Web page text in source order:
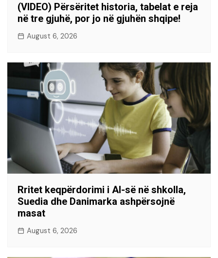
(VIDEO) Përsëritet historia, tabelat e reja
në tre gjuhë, por jo në gjuhën shqipe!
August 6, 2026
Rritet keqpërdorimi i AI-së në shkolla,
Suedia dhe Danimarka ashpërsojnë
masat
August 6, 2026